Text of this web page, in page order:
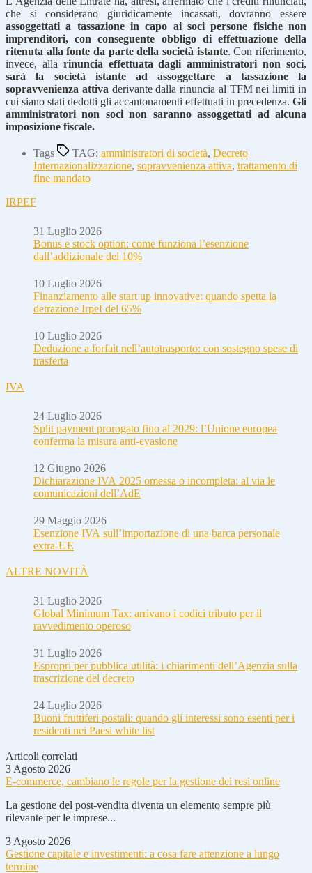
che si considerano giuridicamente incassati, dovranno essere
assoggettati a tassazione in capo ai soci persone fisiche non
imprenditori, con conseguente obbligo di effettuazione della
ritenuta alla fonte da parte della società istante. Con riferimento,
invece, alla rinuncia effettuata dagli amministratori non soci,
sarà la società istante ad assoggettare a tassazione la
sopravvenienza attiva derivante dalla rinuncia al TFM nei limiti in
cui siano stati dedotti gli accantonamenti effettuati in precedenza. Gli
amministratori non soci non saranno assoggettati ad alcuna
imposizione fiscale.
Tags TAG: amministratori di società, Decreto
Internazionalizzazione, sopravvenienza attiva, trattamento di
fine mandato
IRPEF
31 Luglio 2026
Bonus e stock option: come funziona l’esenzione
dall’addizionale del 10%
10 Luglio 2026
Finanziamento alle start up innovative: quando spetta la
detrazione Irpef del 65%
10 Luglio 2026
Deduzione a forfait nell’autotrasporto: con sostegno spese di
trasferta
IVA
24 Luglio 2026
Split payment prorogato fino al 2029: l’Unione europea
conferma la misura anti-evasione
12 Giugno 2026
Dichiarazione IVA 2025 omessa o incompleta: al via le
comunicazioni dell’AdE
29 Maggio 2026
Esenzione IVA sull’importazione di una barca personale
extra-UE
ALTRE NOVITÀ
31 Luglio 2026
Global Minimum Tax: arrivano i codici tributo per il
ravvedimento operoso
31 Luglio 2026
Espropri per pubblica utilità: i chiarimenti dell’Agenzia sulla
trascrizione del decreto
24 Luglio 2026
Buoni fruttiferi postali: quando gli interessi sono esenti per i
residenti nei Paesi white list
Articoli correlati
3 Agosto 2026
E-commerce, cambiano le regole per la gestione dei resi online
La gestione del post-vendita diventa un elemento sempre più
rilevante per le imprese...
3 Agosto 2026
Gestione capitale e investimenti: a cosa fare attenzione a lungo
termine